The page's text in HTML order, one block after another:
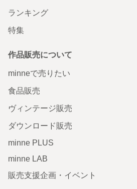
ランキング
特集
作品販売について
minneで売りたい
食品販売
ヴィンテージ販売
ダウンロード販売
minne PLUS
minne LAB
販売支援企画・イベント